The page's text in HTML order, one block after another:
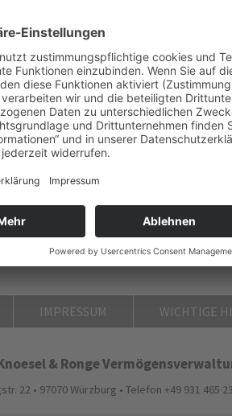
WICHTIGE
IMPRESSUM
& Ronge
22 • 97070 Würzburg • Telefon +49 931 465